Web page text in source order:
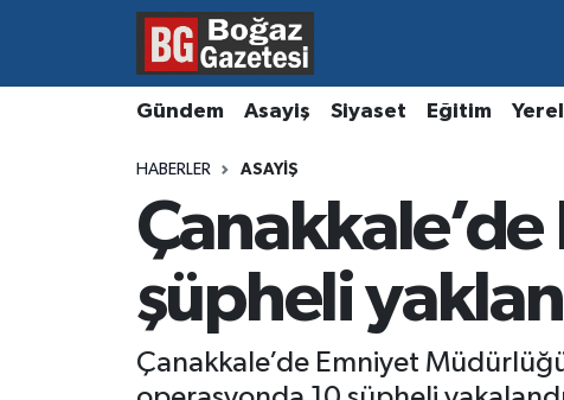
Gündem Asayiş Siyaset Eğitim Yerel
HABERLER ASAYIŞ
şüpheli
Çanakkale’de Emniyet
Asayiş
Ekonomi
Kültür ve Sanat
Magazin
Hava Durumu
Süper Lig Puan Durumu ve Fikstür
Tüm Manşetler
Son Dakika Haberleri
Haber Arşivi